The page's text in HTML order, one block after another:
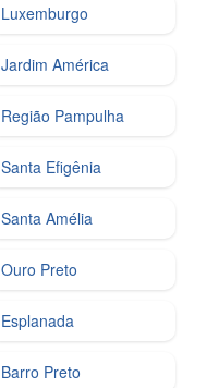
Luxemburgo
Jardim América
Região Pampulha
Santa Efigênia
Santa Amélia
Ouro Preto
Esplanada
Barro Preto